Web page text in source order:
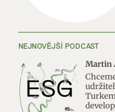
NEJNOVĚJŠÍ PODCAST
Martin